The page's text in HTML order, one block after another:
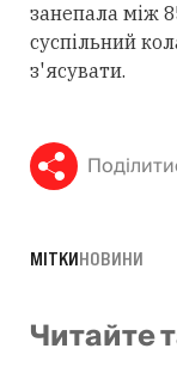
занепала між
суспільний
з'ясувати.
МІТКИНОВИНИ
Читайте